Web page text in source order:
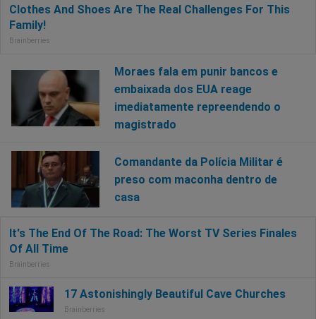
Moraes fala em punir bancos e
embaixada dos EUA reage
imediatamente repreendendo o
magistrado
Comandante da Polícia Militar é
preso com maconha dentro de
casa